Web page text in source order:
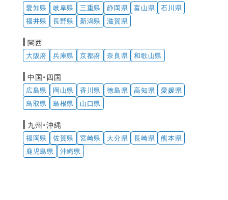
愛知県 岐阜県 三重県 静岡県 富山県
石川県
福井県
長野県 新潟県 滋賀県
関西
大阪府 兵庫県 京都府 奈良県 和歌山県
中国・四国
広島県 岡山県 香川県 徳島県 高知県
愛媛県
鳥取県
島根県 山口県
九州・沖縄
福岡県 佐賀県 宮崎県 大分県 長崎県
熊本県
鹿児島県
沖縄県